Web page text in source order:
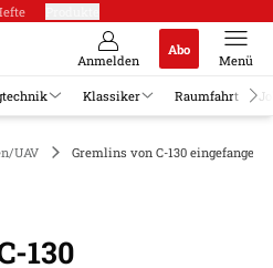
Anmelden
Abo
Menü
Klassiker Raumfahrt
UAV Gremlins von C-130 eingefangen
130